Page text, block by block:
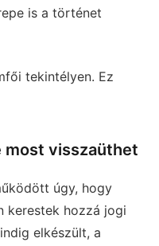
is a történet
tekintélyen. Ez
most visszaüthet
úgy, hogy
kerestek hozzá jogi
elkészült, a